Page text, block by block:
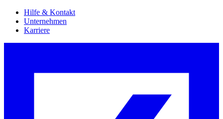
Hilfe & Kontakt
Unternehmen
Karriere